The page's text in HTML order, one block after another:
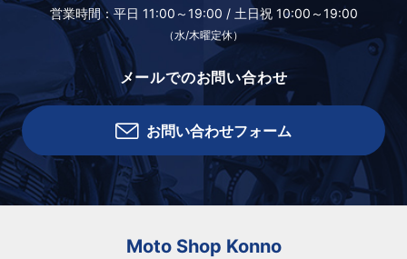
営業時間：平日 11:00～19:00 / 土日祝 10:00～19:00
（水/木曜定休）
メールでのお問い合わせ
お問い合わせフォーム
Moto Shop Konno